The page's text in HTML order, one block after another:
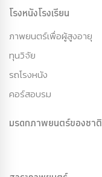
โรงหนังโรงเรียน
ภาพยนตร์เพื่อผู้สูงอายุ
ทุนวิจัย
รถโรงหนัง
คอร์สอบรม
มรดกภาพยนตร์ของชาติ